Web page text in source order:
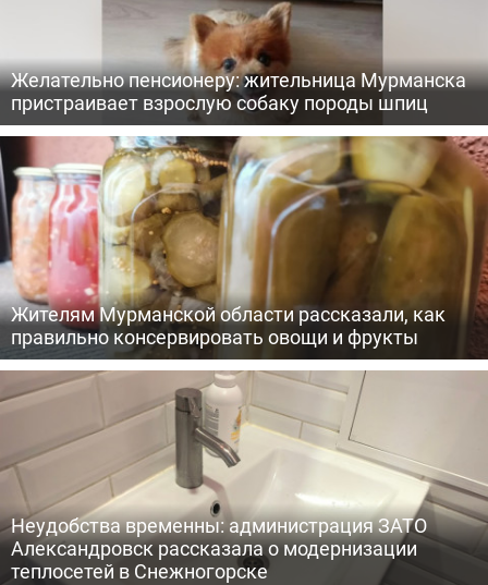
Желательно пенсионеру: жительница Мурманска
пристраивает взрослую собаку породы шпиц
Жителям Мурманской области рассказали, как
правильно консервировать овощи и фрукты
Неудобства временны: администрация ЗАТО
Александровск рассказала о модернизации
теплосетей в Снежногорске